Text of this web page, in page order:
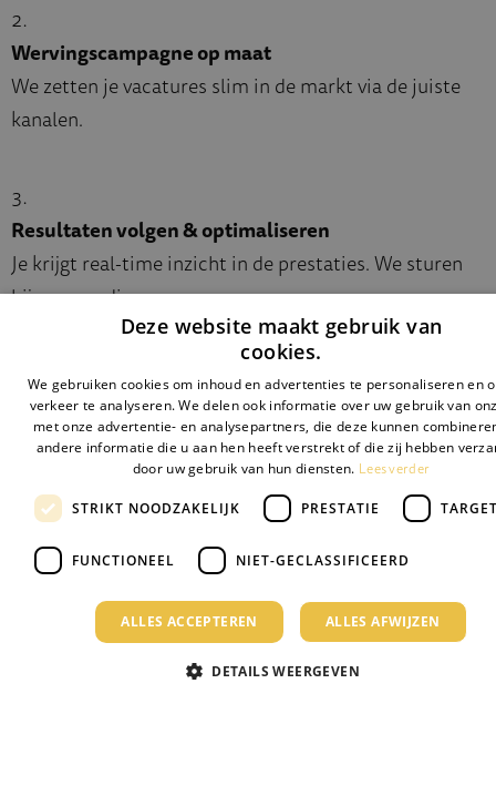
Wervingscampagne op maat
We zetten je vacatures slim in de markt via de juiste
kanalen.
Resultaten volgen & optimaliseren
Je krijgt real-time inzicht in de prestaties. We sturen
bij waar nodig.
Vraag een vrijblijvende demo aan
Neem contact op met Dirk
Deze website maakt gebruik van
cookies.
We gebruiken cookies om inhoud en advertenties te personaliseren en
verkeer te analyseren. We delen ook informatie over uw gebruik van
met onze advertentie- en analysepartners, die deze kunnen
andere informatie die u aan hen heeft verstrekt of die zij hebben
door uw gebruik van hun diensten. Lees verder
STRIKT NOODZAKELIJK PRESTATIE
FUNCTIONEEL NIET-GECLASSIFICEERD
ALLES ACCEPTEREN ALLES AFWIJZEN
DETAILS WEERGEVEN